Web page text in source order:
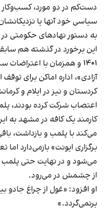
دست‌کم در دو مورد،
سیاسی خود آنها یا
به دستور نهادهای حکومتی
این برخورد در گذشته هم
۱۴۰۱ و همزمان با
آزادی»، اداره اماکن برای
کردستان و نیز در ایلام و
اعتصاب شرکت کرده بودند،
کارمند یک کافه در مشهد به
می‌کند با پلمب و بازداشت،
برگزاری ایونت» بازمی‌دارد اما
می‌شود و در نهایت حتی
از چشمش در می‌رود.
او افزود: «غول از چراغ جادو
برنمی‎‌گردد.»